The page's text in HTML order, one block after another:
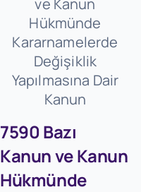
7590 Bazı
Kanun ve Kanun
Hükmünde